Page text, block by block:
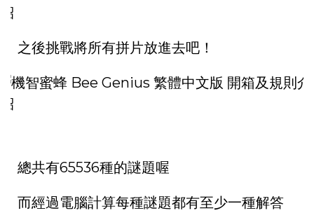
之後挑戰將所有拼片放進去吧！
總共有65536種的謎題喔
而經過電腦計算每種謎題都有至少一種解答